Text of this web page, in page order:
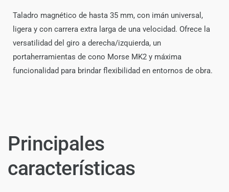
Fein
35
MQW
Fein
KBU
MQW
Taladro magnético de hasta 35 mm, con imán universal,
ligera y con carrera extra larga de una velocidad. Ofrece la
versatilidad del giro a derecha/izquierda, un
portaherramientas de cono Morse MK2 y máxima
funcionalidad para brindar flexibilidad en entornos de obra.
Principales
características